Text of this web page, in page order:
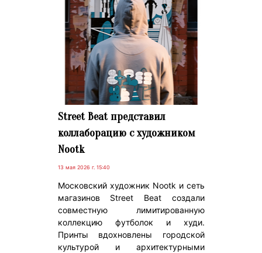
Street Beat представил
коллаборацию с художником
Nootk
13 мая 2026 г. 15:40
Московский художник Nootk и сеть
магазинов Street Beat создали
совместную лимитированную
коллекцию футболок и худи.
Принты вдохновлены городской
культурой и архитектурными